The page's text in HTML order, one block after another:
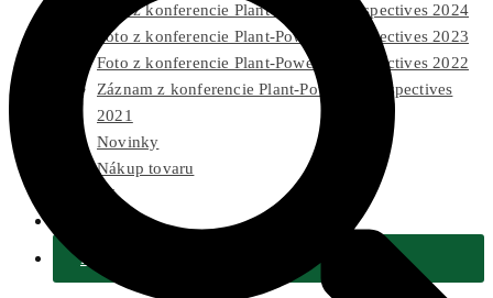
Foto z konferencie Plant-Powered Perspectives 2024
Foto z konferencie Plant-Powered Perspectives 2023
Foto z konferencie Plant-Powered Perspectives 2022
Záznam z konferencie Plant-Powered Perspectives
2021
Novinky
Nákup tovaru
Pre médiá
Podporiť